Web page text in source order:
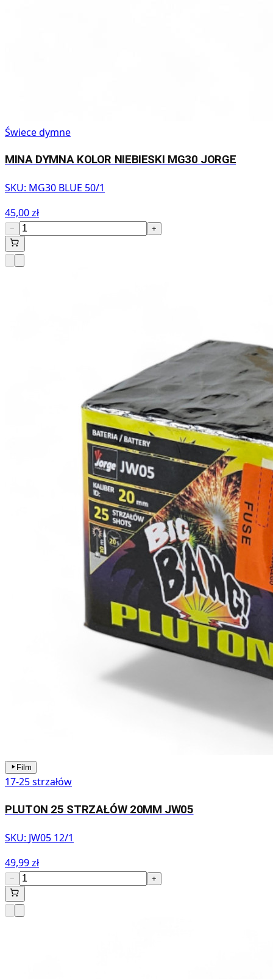
Świece dymne
MINA DYMNA KOLOR NIEBIESKI MG30 JORGE
SKU: MG30 BLUE 50/1
45,00 zł
− +
Film
17-25 strzałów
PLUTON 25 STRZAŁÓW 20MM JW05
SKU: JW05 12/1
49,99 zł
− +